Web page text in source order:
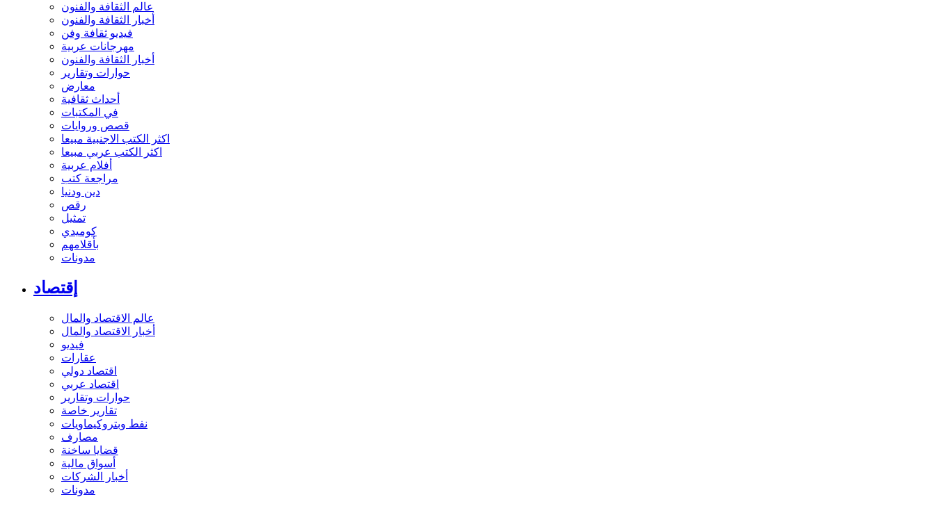
عالم الثقافة والفنون
أخبار الثقافة والفنون
فيديو ثقافة وفن
مهرجانات عربية
أخبار الثقافة والفنون
حوارات وتقارير
معارض
أحداث ثقافية
في المكتبات
قصص وروايات
اكثر الكتب الاجنبية مبيعا
اكثر الكتب عربي مبيعا
أفلام عربية
مراجعة كتب
دين ودنيا
رقص
تمثيل
كوميدي
بأقلامهم
مدونات
إقتصاد
عالم الاقتصاد والمال
أخبار الاقتصاد والمال
فيديو
عقارات
اقتصاد دولي
اقتصاد عربي
حوارات وتقارير
تقارير خاصة
نفط وبتروكيماويات
مصارف
قضايا ساخنة
أسواق مالية
أخبار الشركات
مدونات